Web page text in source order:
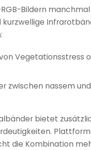
Bildern
kurzwellige
Vegetationsstress
zwischen nassem und
bietet
die Kombination